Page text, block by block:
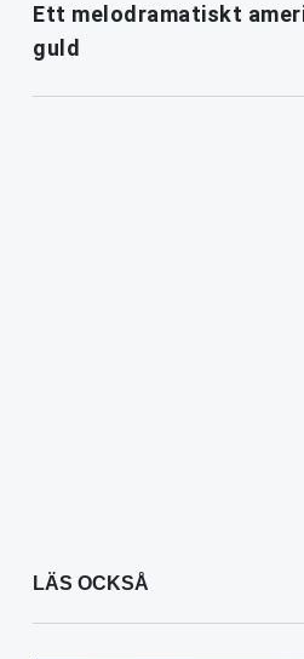
Ett melodramatiskt
guld
LÄS OCKSÅ